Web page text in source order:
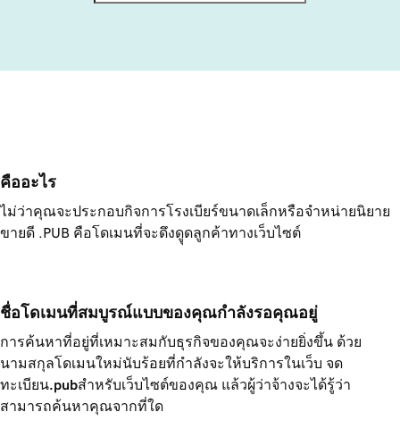
คืออะไร
ไม่ว่าคุณจะประกอบกิจการโรงเบียร์ขนาดเล็กหรือจำหน่ายนิยาย
ขายดี .PUB คือโดเมนที่จะดึงดูุดลูกค้าทางเว็บไซต์
ชื่อโดเมนที่สมบูรณ์แบบของคุณกำลังรอคุณอยู่
การค้นหาที่อยู่ที่เหมาะสมกับธุรกิจของคุณจะง่ายยิ่งขึ้น ด้วย
นามสกุลโดเมนใหม่นับร้อยที่กำลังจะให้บริการในเว็บ จด
ทะเบียน.pubสำหรับเว็บไซต์ของคุณ แล้วผู้ว่าจ้างจะได้รู้ว่า
สามารถค้นหาคุณจากที่ใด